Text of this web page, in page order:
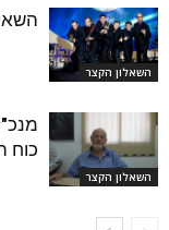
השאלון הקצר
השאלון הקצר
כוח